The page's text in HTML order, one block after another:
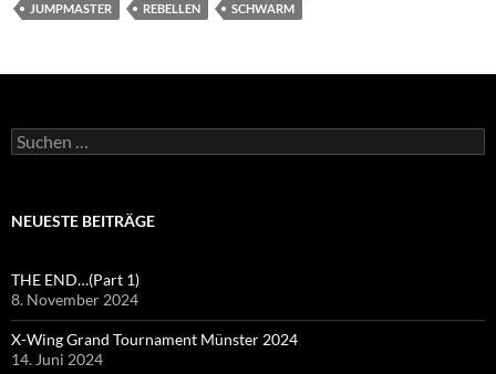
JUMPMASTER REBELLEN SCHWARM
Suchen
nach:
NEUESTE BEITRÄGE
THE END…(Part 1)
8. November 2024
X-Wing Grand Tournament Münster 2024
14. Juni 2024